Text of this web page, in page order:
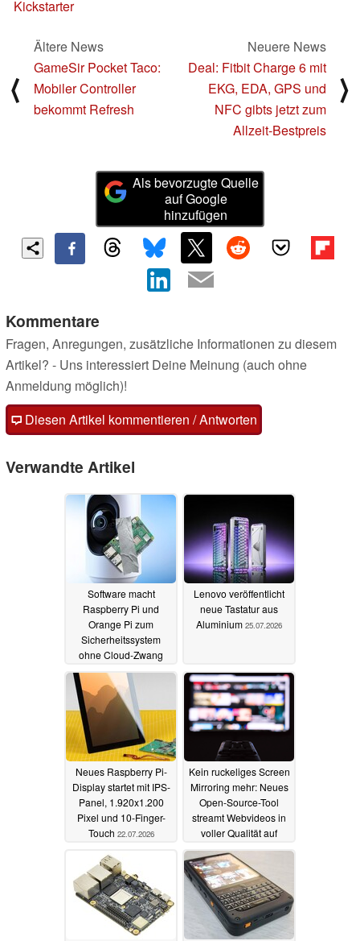
Kickstarter
⟨
Ältere News
GameSir Pocket Taco:
Mobiler Controller
bekommt Refresh
Neuere News
Deal: Fitbit Charge 6 mit
EKG, EDA, GPS und
NFC gibts jetzt zum
Allzeit-Bestpreis
⟩
Als bevorzugte Quelle
auf Google
hinzufügen
Kommentare
Fragen, Anregungen, zusätzliche Informationen zu diesem
Artikel? - Uns interessiert Deine Meinung (auch ohne
Anmeldung möglich)!
Diesen Artikel kommentieren / Antworten
Verwandte Artikel
Software macht
Raspberry Pi und
Orange Pi zum
Sicherheits­system
ohne Cloud-Zwang
29.07.2026
Lenovo veröffentlicht
neue Tastatur aus
Aluminium 25.07.2026
Neues Raspberry Pi-
Display startet mit IPS-
Panel, 1.920x1.200
Pixel und 10‑Finger-
Touch 22.07.2026
Kein ruckeliges Screen
Mirroring mehr: Neues
Open-Source-Tool
streamt Webvideos in
voller Qualität auf
Smart-TVs19.07.2026